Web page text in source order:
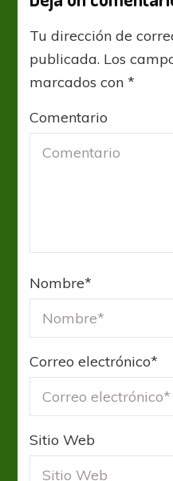
Tu dirección de
publicada. Los
marcados con*
Comentario
Nombre*
Correo electrónico*
Sitio Web